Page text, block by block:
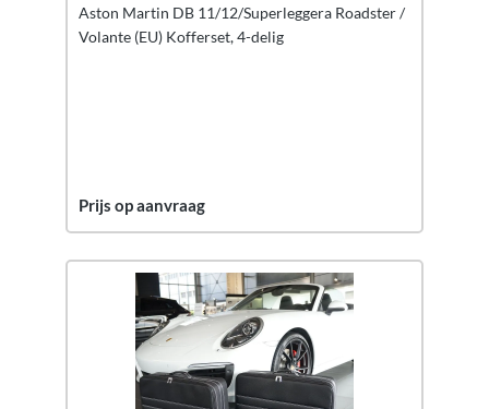
Aston Martin DB 11/12/Superleggera Roadster /
Volante (EU) Kofferset, 4-delig
Prijs op aanvraag